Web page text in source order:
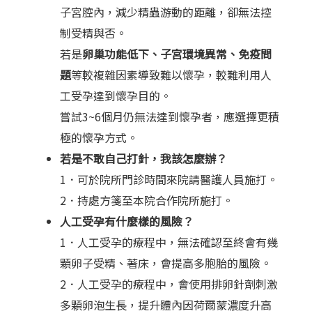
子宮腔內，減少精蟲游動的距離，卻無法控
制受精與否。
若是卵巢功能低下、子宮環境異常、免疫問
題等較複雜因素導致難以懷孕，較難利用人
工受孕達到懷孕目的。
嘗試3~6個月仍無法達到懷孕者，應選擇更積
極的懷孕方式。
若是不敢自己打針，我該怎麼辦？
1．可於院所門診時間來院請醫護人員施打。
2．持處方箋至本院合作院所施打。
人工受孕有什麼樣的風險？
1．人工受孕的療程中，無法確認至終會有幾
顆卵子受精、著床，會提高多胞胎的風險。
2．人工受孕的療程中，會使用排卵針劑刺激
多顆卵泡生長，提升體內因荷爾蒙濃度升高